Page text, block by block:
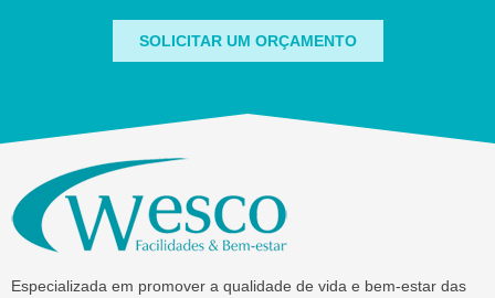
SOLICITAR UM ORÇAMENTO
Especializada em promover a qualidade de vida e bem-estar das